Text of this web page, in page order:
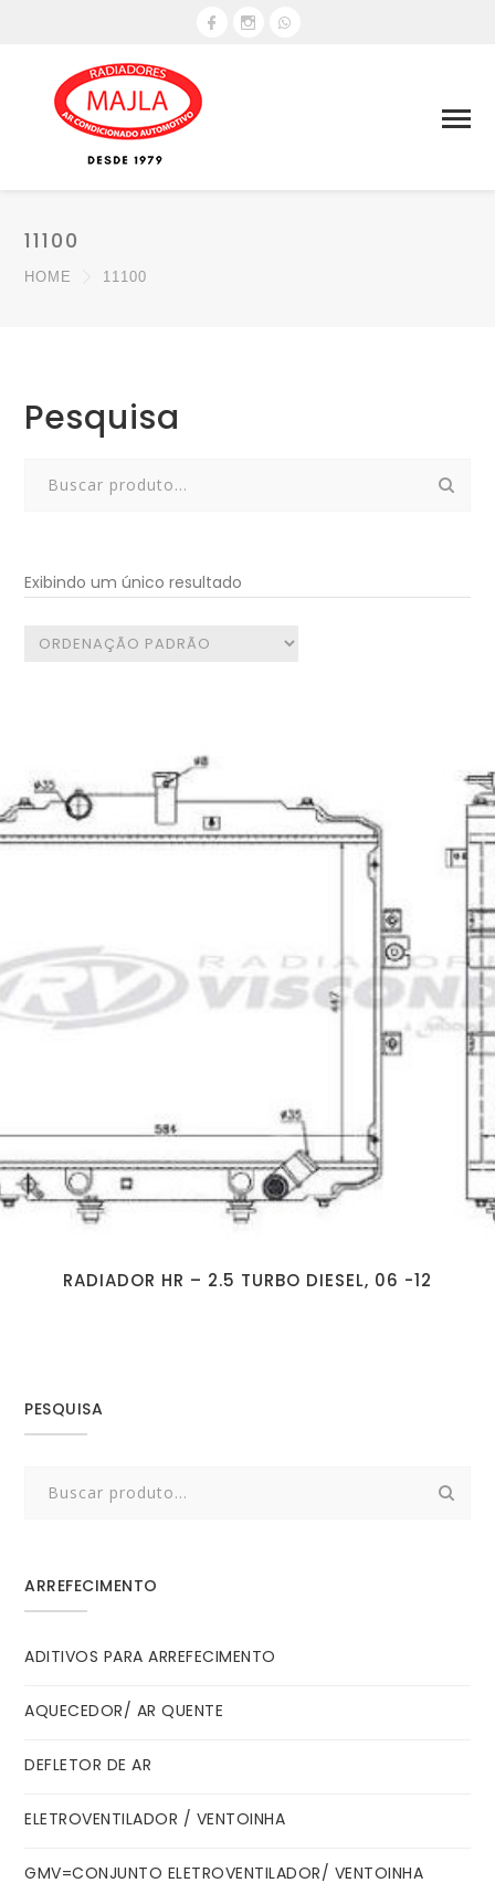
11100
HOME 11100
Pesquisa
Exibindo um único resultado
RADIADOR HR – 2.5 TURBO DIESEL, 06 -12
PESQUISA
ARREFECIMENTO
ADITIVOS PARA ARREFECIMENTO
AQUECEDOR/ AR QUENTE
DEFLETOR DE AR
ELETROVENTILADOR / VENTOINHA
GMV=CONJUNTO ELETROVENTILADOR/ VENTOINHA